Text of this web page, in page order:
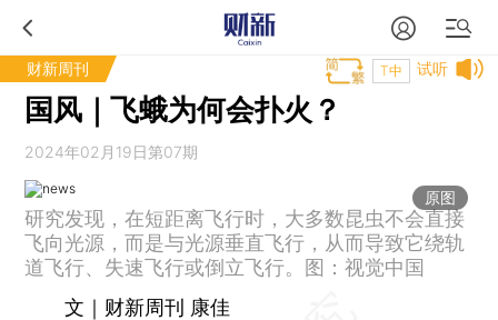
财新周刊 试听
T中
国风｜飞蛾为何会扑火？
2024年02月19日第07期
原图
研究发现，在短距离飞行时，大多数昆虫不会直接
飞向光源，而是与光源垂直飞行，从而导致它绕轨
道飞行、失速飞行或倒立飞行。图：视觉中国
文｜财新周刊 康佳